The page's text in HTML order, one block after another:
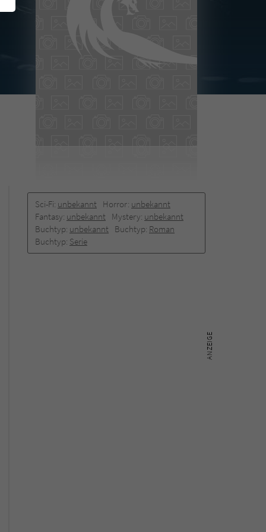
Sci-Fi: unbekannt Horror: unbekannt
Fantasy: unbekannt Mystery: unbekannt
Buchtyp: unbekannt Buchtyp: Roman
Buchtyp: Serie